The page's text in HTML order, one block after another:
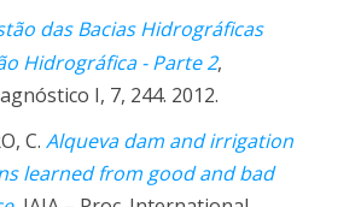
das Bacias Hidrográficas
Hidrográfica - Parte 2,
I, 7, 244. 2012.
C. Alqueva dam and irrigation
learned from good and bad